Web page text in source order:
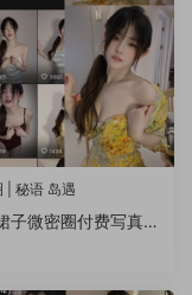
| 秘语 岛遇
子微密圈付费写真&